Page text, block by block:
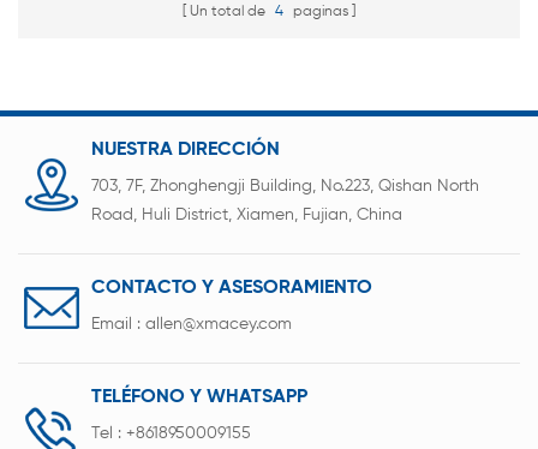
Un total de 4 paginas
NUESTRA DIRECCIÓN
703, 7F, Zhonghengji Building, No.223, Qishan North
Road, Huli District, Xiamen, Fujian, China
CONTACTO Y ASESORAMIENTO
Email : allen@xmacey.com
TELÉFONO Y WHATSAPP
Tel : +8618950009155